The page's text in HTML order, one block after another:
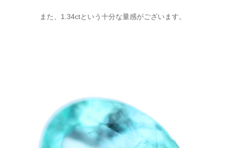
また、1.34ctという十分な量感がございます。